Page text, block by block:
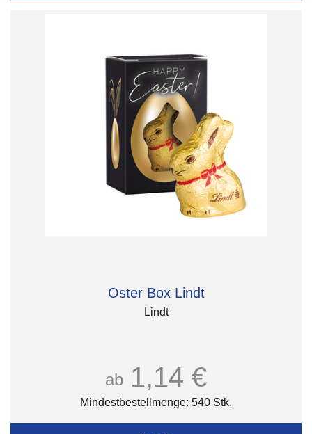
Oster Box Lindt
Lindt
ab 1,14 €
Mindestbestellmenge: 540 Stk.